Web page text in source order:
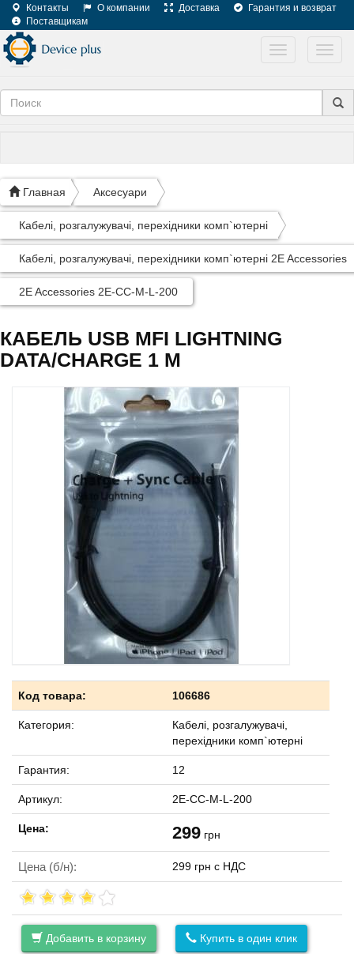
Контакты О компании Доставка
Гарантия и возврат
Поставщикам
Toggle
Главная Аксесуари
Кабелі, розгалужувачі, перехідники комп`ютерні
Кабелі, розгалужувачі, перехідники комп`ютерні 2E Accessories
2E Accessories 2E-CC-M-L-200
КАБЕЛЬ USB MFI LIGHTNING
DATA/CHARGE 1 M
Код товара: 106686
Категория:
Кабелі, розгалужувачі,
перехідники комп`ютерні
Гарантия: 12
Артикул: 2E-CC-M-L-200
Цена: 299 грн
Цена (б/н): 299 грн с НДС
Добавить в корзину Купить в один клик